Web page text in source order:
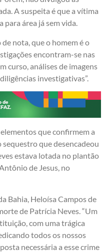
A suspeita é que a vítima
para área já sem vida.
nota, que o homem é o
encontram-se nas
curso, análises de imagens
investigativas”.
que confirmem a
que desencadeou
estava lotada no plantão
de Jesus, no
Bahia, Heloísa Campos de
de Patrícia Neves. “Um
com uma trágica
todos os nossos
necessária a esse crime